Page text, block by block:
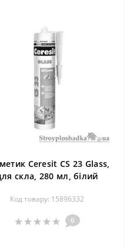
Ceresit CS 23 Glass,
скла, 280 мл, білий
Код товару: 15896332
0